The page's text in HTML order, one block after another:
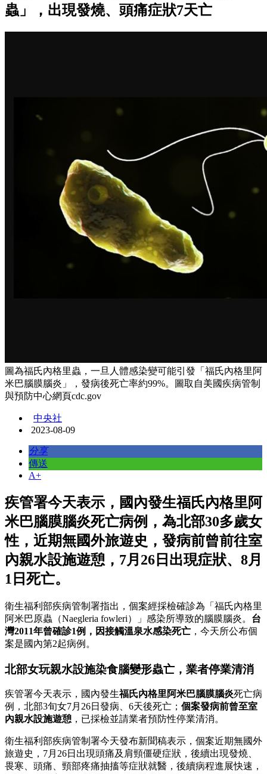
蟲」，出現發燒、頭痛症狀7天亡
圖為福氏內格里蟲，一旦人體感染變可能引發「福氏內格里阿
米巴腦膜腦炎」，發病後死亡率約99%。圖取自美國疾病管制
與預防中心網頁cdc.gov
中央社
2023-08-09
分享
傳送
A+
疾管署今天表示，國內發生福氏內格里阿
米巴腦膜腦炎死亡病例，為北部30多歲女
性，近期無國外旅遊史，發病前曾前往室
內親水設施遊憩，7月26日出現症狀、8月
1日死亡。
衛生福利部疾病管制署指出，個案經採檢確診為「福氏內格里
阿米巴原蟲（Naegleria fowleri）」感染所導致的腦膜腦炎。 台
灣2011年曾確診1例，因接觸溫泉水感染死亡 ，今天所公布個
案是國內第2起病例。
北部女玩親水設施染食腦變形蟲亡，業者停業清消
疾管署今天表示，國內發生福氏內格里阿米巴腦膜腦炎死亡病
例，北部3旬女7月26日發病、6天後死亡； 個案發病前曾至室
內親水設施遊憩 ，已採檢並請業者預防性停業清消。
衛生福利部疾病管制署今天發布新聞稿表示，個案近期無國外
旅遊史，7月26日出現頭痛及肩頸僵硬症狀，後續出現發燒、
畏寒、頭痛、頸部疼痛抽搐等症狀就醫，後續病程進展快速，